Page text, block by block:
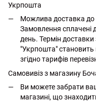
Укрпошта
Можлива доставка до
Замовлення сплачені
день. Термін
"Укрпошта" становить
згідно тарифів
Самовивіз з магазину
Ви можете забрати
магазині, що